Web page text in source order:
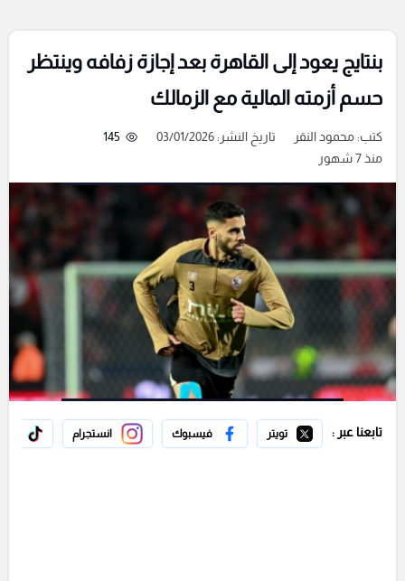
بنتايج يعود إلى القاهرة بعد إجازة زفافه وينتظر
حسم أزمته المالية مع الزمالك
كتب:محمود النقر تاريخ النشر: 03/01/2026
145
منذ 7 شهور
تابعنا عبر : تويتر فيسبوك انستجرام